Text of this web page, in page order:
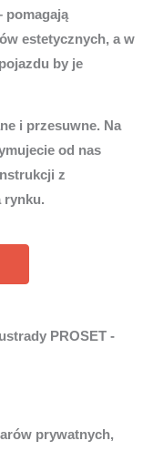
pomagają
estetycznych, a w
by je
i przesuwne. Na
od nas
z
rynku.
PROSET -
prywatnych,